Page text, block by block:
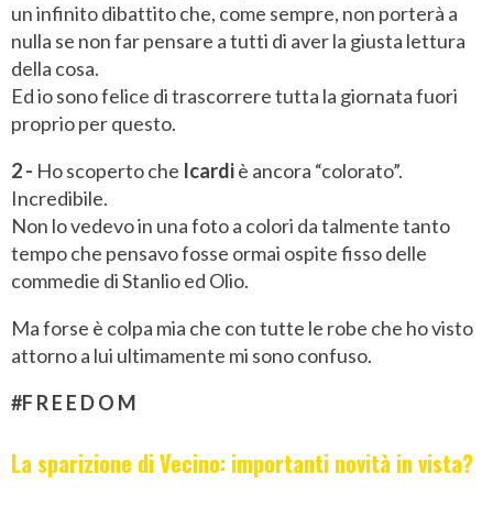
un infinito dibattito che, come sempre, non porterà a
nulla se non far pensare a tutti di aver la giusta lettura
della cosa.
Ed io sono felice di trascorrere tutta la giornata fuori
proprio per questo.
2 - Ho scoperto che Icardiè ancora “colorato”.
Incredibile.
Non lo vedevo in una foto a colori da talmente tanto
tempo che pensavo fosse ormai ospite fisso delle
commedie di Stanlio ed Olio.
Ma forse è colpa mia che con tutte le robe che ho visto
attorno a lui ultimamente mi sono confuso.
#F R E E D O M
La sparizione di Vecino: importanti novità in vista?